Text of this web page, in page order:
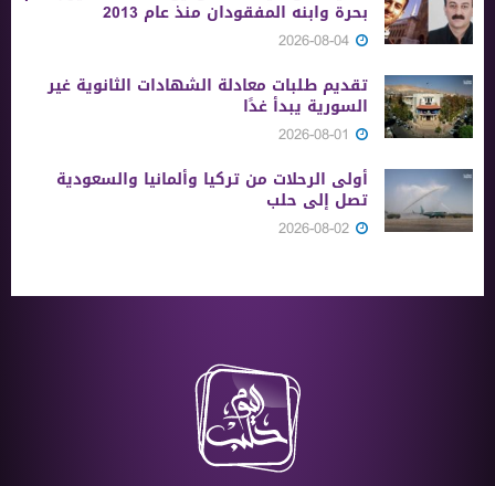
بحرة وابنه المفقودان منذ عام 2013
تقديم طلبات معادلة الشهادات الثانوية ‏غير
السورية يبدأ غدًا
أولى الرحلات من ‏تركيا وألمانيا والسعودية
تصل إلى حلب